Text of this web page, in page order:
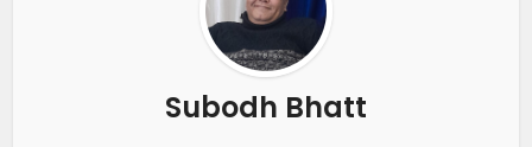
Subodh Bhatt